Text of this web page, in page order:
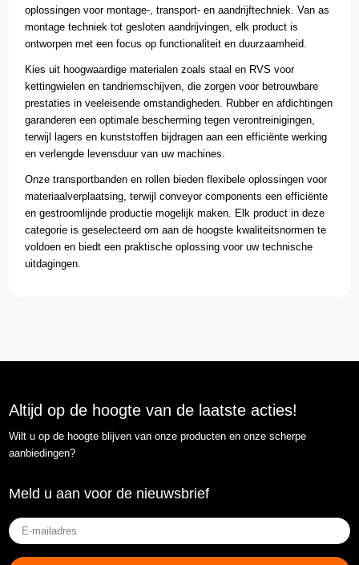
oplossingen voor montage-, transport- en aandrijftechniek. Van as
montage techniek tot gesloten aandrijvingen, elk product is
ontworpen met een focus op functionaliteit en duurzaamheid.
Kies uit hoogwaardige materialen zoals staal en RVS voor
kettingwielen en tandriemschijven, die zorgen voor betrouwbare
prestaties in veeleisende omstandigheden. Rubber en afdichtingen
garanderen een optimale bescherming tegen verontreinigingen,
terwijl lagers en kunststoffen bijdragen aan een efficiënte werking
en verlengde levensduur van uw machines.
Onze transportbanden en rollen bieden flexibele oplossingen voor
materiaalverplaatsing, terwijl conveyor components een efficiënte
en gestroomlijnde productie mogelijk maken. Elk product in deze
categorie is geselecteerd om aan de hoogste kwaliteitsnormen te
voldoen en biedt een praktische oplossing voor uw technische
uitdagingen.
Altijd op de hoogte van de laatste acties!
Wilt u op de hoogte blijven van onze producten en onze scherpe
aanbiedingen?
Meld u aan voor de nieuwsbrief
E-
mailadres(Vereist)